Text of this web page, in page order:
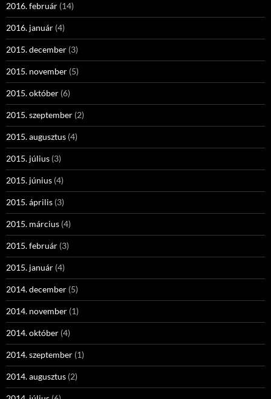
2016. február (14)
2016. január (4)
2015. december (3)
2015. november (5)
2015. október (6)
2015. szeptember (2)
2015. augusztus (4)
2015. július (3)
2015. június (4)
2015. április (3)
2015. március (4)
2015. február (3)
2015. január (4)
2014. december (5)
2014. november (1)
2014. október (4)
2014. szeptember (1)
2014. augusztus (2)